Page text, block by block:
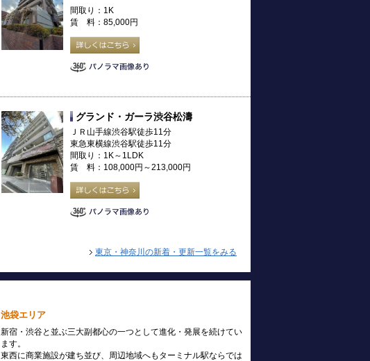
間取り：1K
賃 料：85,000円
グランド・ガーラ渋谷松濤
ＪＲ山手線渋谷駅徒歩11分
東急東横線渋谷駅徒歩11分
間取り：1K～1LDK
賃 料：108,000円～213,000円
東京・神奈川の新着・更新一覧をみる
池袋エリア
新宿・渋谷と並ぶ三大副都心の一つとして進化・発展を続けてい
ます。
東西に商業施設が建ち並び、周辺地域へもターミナル駅ならでは